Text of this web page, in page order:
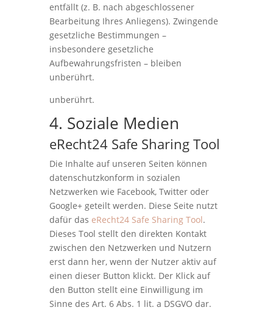
entfällt (z. B. nach abgeschlossener
Bearbeitung Ihres Anliegens). Zwingende
gesetzliche Bestimmungen –
insbesondere gesetzliche
Aufbewahrungsfristen – bleiben
unberührt.
unberührt.
4. Soziale Medien
eRecht24 Safe Sharing Tool
Die Inhalte auf unseren Seiten können
datenschutzkonform in sozialen
Netzwerken wie Facebook, Twitter oder
Google+ geteilt werden. Diese Seite nutzt
dafür das eRecht24 Safe Sharing Tool.
Dieses Tool stellt den direkten Kontakt
zwischen den Netzwerken und Nutzern
erst dann her, wenn der Nutzer aktiv auf
einen dieser Button klickt. Der Klick auf
den Button stellt eine Einwilligung im
Sinne des Art. 6 Abs. 1 lit. a DSGVO dar.